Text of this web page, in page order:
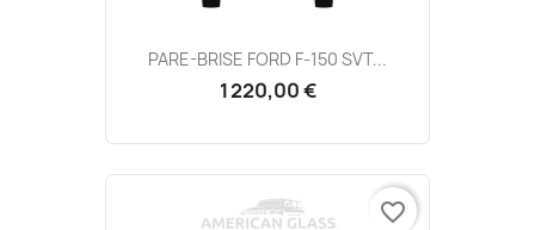
PARE-BRISE FORD F-150 SVT...
1 220,00 €
favorite_border